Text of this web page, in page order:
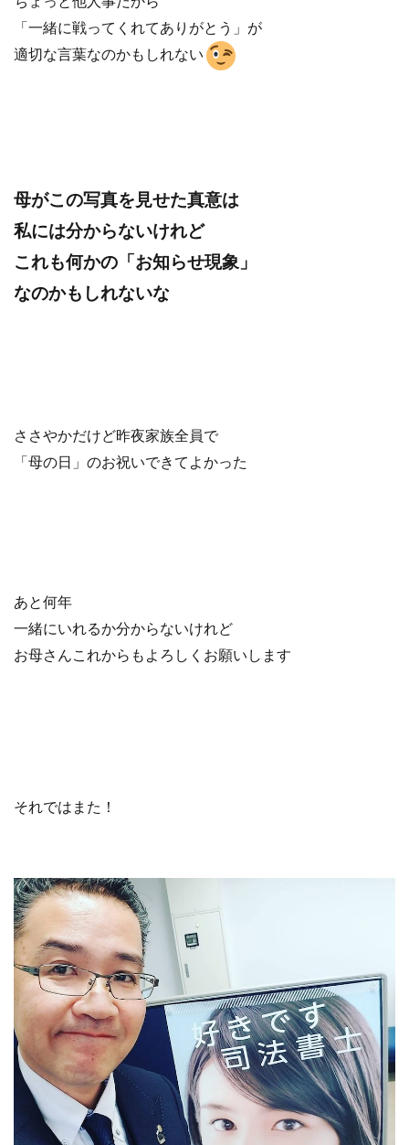
「一緒に戦ってくれてありがとう」が
適切な言葉なのかもしれない
母がこの写真を見せた真意は
私には分からないけれど
これも何かの「お知らせ現象」
なのかもしれないな
ささやかだけど昨夜家族全員で
「母の日」のお祝いできてよかった
あと何年
一緒にいれるか分からないけれど
お母さんこれからもよろしくお願いします
それではまた！